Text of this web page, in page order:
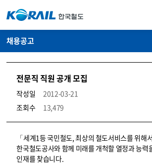
채용공고
전문직 직원 공개 모집
작성일
2012-03-21
조회수
13,479
코레일소개_경영공시_채용공고 상세보기 – 내용, 파일, 담당자 연락처로 구성
「세계1등 국민철도, 최상의 철도서비스를 위해서
한국철도공사와 함께 미래를 개척할 열정과 능력
인재를 찾습니다.